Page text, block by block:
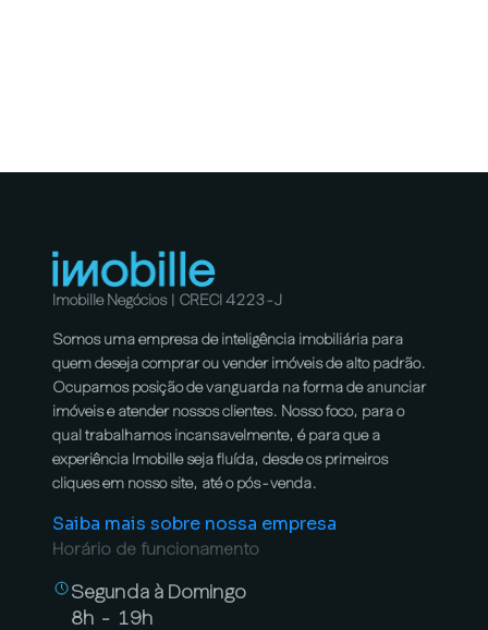
Imobille Negócios | CRECI 4223-J
Somos uma empresa de inteligência imobiliária para
quem deseja comprar ou vender imóveis de alto padrão.
Ocupamos posição de vanguarda na forma de anunciar
imóveis e atender nossos clientes. Nosso foco, para o
qual trabalhamos incansavelmente, é para que a
experiência Imobille seja fluída, desde os primeiros
cliques em nosso site, até o pós-venda.
Saiba mais sobre nossa empresa
Horário de funcionamento
Segunda à Domingo
8h - 19h